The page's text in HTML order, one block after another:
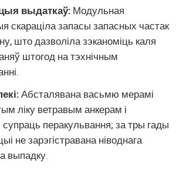
выдаткаў: Модульная
скараціла запасы запасных частак
што дазволіла зэканоміць каля
штогод на тэхнічным
Абсталявана васьмю мерамі
ліку ветравым анкерам і
перакульвання; за тры гады
не зарэгістравана ніводнага
выпадку.